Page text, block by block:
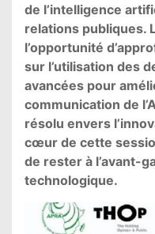
de l’intelligence
relations publiques.
l’opportunité
sur l’utilisation des
avancées pour
communication de
résolu envers
cœur de cette
de rester à l’avant-
technologique.